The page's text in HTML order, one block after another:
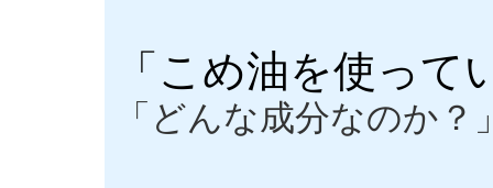
「こめ油を使っ
「どんな成分なのか？